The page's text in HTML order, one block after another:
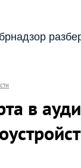
в